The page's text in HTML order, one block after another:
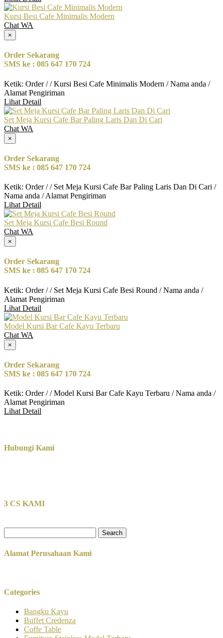
Kursi Besi Cafe Minimalis Modern
Chat WA
×
Order Sekarang
SMS ke : 085 647 170 724
Ketik: Order / / Kursi Besi Cafe Minimalis Modern / Nama anda /
Alamat Pengiriman
Lihat Detail
Set Meja Kursi Cafe Bar Paling Laris Dan Di Cari
Chat WA
×
Order Sekarang
SMS ke : 085 647 170 724
Ketik: Order / / Set Meja Kursi Cafe Bar Paling Laris Dan Di Cari /
Nama anda / Alamat Pengiriman
Lihat Detail
Set Meja Kursi Cafe Besi Round
Chat WA
×
Order Sekarang
SMS ke : 085 647 170 724
Ketik: Order / / Set Meja Kursi Cafe Besi Round / Nama anda /
Alamat Pengiriman
Lihat Detail
Model Kursi Bar Cafe Kayu Terbaru
Chat WA
×
Order Sekarang
SMS ke : 085 647 170 724
Ketik: Order / / Model Kursi Bar Cafe Kayu Terbaru / Nama anda /
Alamat Pengiriman
Lihat Detail
Hubungi Kami
3 CS KAMI
for:
Alamat Perusahaan Kami
Categories
Bangku Kayu
Buffet Credenza
Coffe Table